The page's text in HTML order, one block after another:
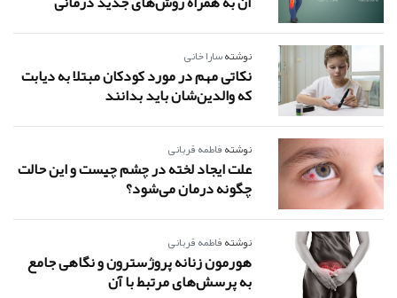
نوشتهسارا خانی
نکاتی مهم در مورد کودکان مبتلا به دیابت
که والدین‌شان باید بدانند
نوشتهفاطمه قربانی
علت ایجاد لخته در چشم چیست و این حالت
چگونه درمان می‌شود؟
نوشتهفاطمه قربانی
هورمون زنانه پروژسترون و نگاهی جامع
به پرسش‌های مرتبط با آن